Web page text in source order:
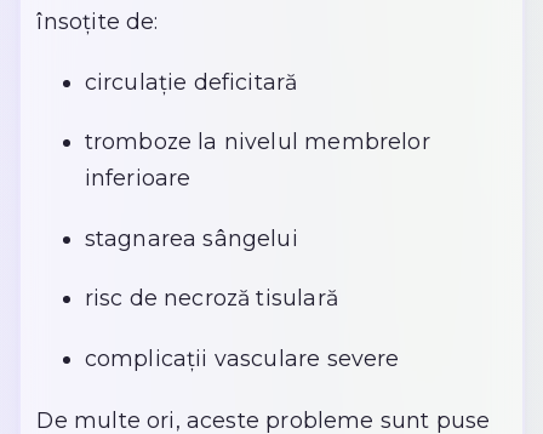
însoțite de:
circulație deficitară
tromboze la nivelul membrelor
inferioare
stagnarea sângelui
risc de necroză tisulară
complicații vasculare severe
De multe ori, aceste probleme sunt puse